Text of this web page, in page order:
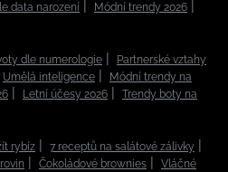
data narození
Módní trendy 2026
dle numerologie
Partnerské vztahy
Umělá inteligence
Módní trendy na
Letní účesy 2026
Trendy boty na
rybíz
7 receptů na salátové zálivky
Čokoládové brownies
Vláčné